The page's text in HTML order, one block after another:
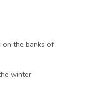
on the banks of
winter